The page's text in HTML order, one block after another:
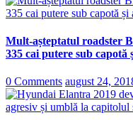
Mult-așteptatul roadster
335 cai putere sub capotă
0 Comments august 24,